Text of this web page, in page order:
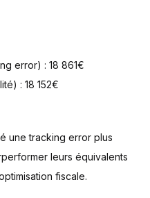
error) : 18 861€
: 18 152€
une tracking error plus
leurs équivalents
fiscale.